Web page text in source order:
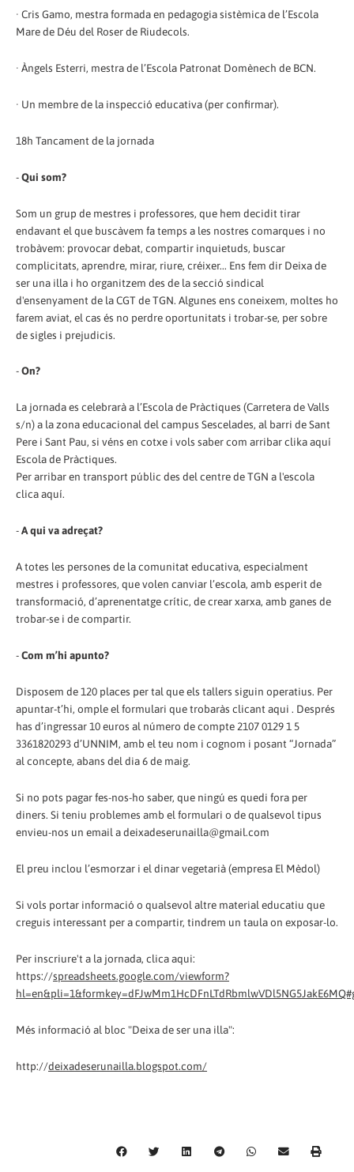
· Cris Gamo, mestra formada en pedagogia sistèmica de l’Escola
Mare de Déu del Roser de Riudecols.
· Àngels Esterri, mestra de l’Escola Patronat Domènech de BCN.
· Un membre de la inspecció educativa (per confirmar).
18h Tancament de la jornada
-Qui som?
Som un grup de mestres i professores, que hem decidit tirar
endavant el que buscàvem fa temps a les nostres comarques i no
trobàvem: provocar debat, compartir inquietuds, buscar
complicitats, aprendre, mirar, riure, créixer... Ens fem dir Deixa de
ser una illa i ho organitzem des de la secció sindical
d'ensenyament de la CGT de TGN. Algunes ens coneixem, moltes ho
farem aviat, el cas és no perdre oportunitats i trobar-se, per sobre
de sigles i prejudicis.
-On?
La jornada es celebrarà a l’Escola de Pràctiques (Carretera de Valls
s/n) a la zona educacional del campus Sescelades, al barri de Sant
Pere i Sant Pau, si véns en cotxe i vols saber com arribar clika aquí
Escola de Pràctiques.
Per arribar en transport públic des del centre de TGN a l'escola
clica aquí.
-A qui va adreçat?
A totes les persones de la comunitat educativa, especialment
mestres i professores, que volen canviar l’escola, amb esperit de
transformació, d’aprenentatge crític, de crear xarxa, amb ganes de
trobar-se i de compartir.
-Com m’hi apunto?
Disposem de 120 places per tal que els tallers siguin operatius. Per
apuntar-t’hi, omple el formulari que trobaràs clicant aqui . Després
has d’ingressar 10 euros al número de compte 2107 0129 1 5
3361820293 d’UNNIM, amb el teu nom i cognom i posant “Jornada”
al concepte, abans del dia 6 de maig.
Si no pots pagar fes-nos-ho saber, que ningú es quedi fora per
diners. Si teniu problemes amb el formulari o de qualsevol tipus
envieu-nos un email a deixadeserunailla@gmail.com
El preu inclou l’esmorzar i el dinar vegetarià (empresa El Mèdol)
Si vols portar informació o qualsevol altre material educatiu que
creguis interessant per a compartir, tindrem un taula on exposar-lo.
Per inscriure't a la jornada, clica aqui:
https://spreadsheets.google.com/viewform?
Més informació al bloc "Deixa de ser una illa":
http://deixadeserunailla.blogspot.com/